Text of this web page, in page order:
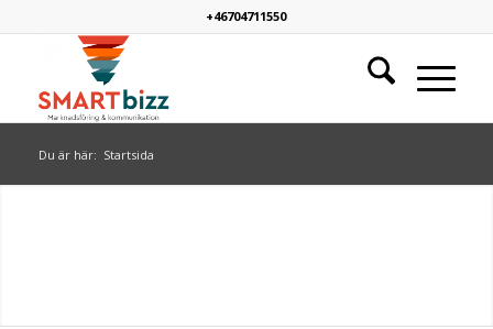
+46704711550
Du är här: Startsida